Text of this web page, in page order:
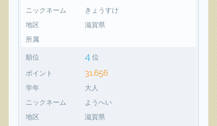
ニックネーム
きょうすけ
地区
滋賀県
所属
順位 4 位
ポイント 31,656
学年
大人
ニックネーム
ようへい
地区
滋賀県